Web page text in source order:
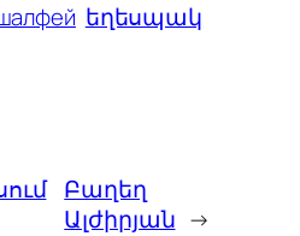
եղեսպակ
Բաղեղ
Ալժիրյան →